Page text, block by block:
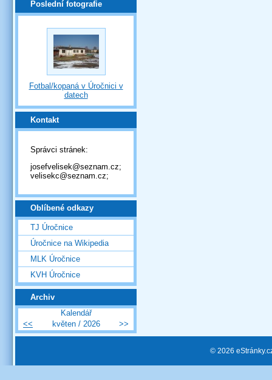
Poslední fotografie
Fotbal/kopaná v Úročnici v
datech
Kontakt
Správci stránek:
josefvelisek@seznam.cz;
velisekc@seznam.cz;
Oblíbené odkazy
TJ Úročnice
Úročnice na Wikipedia
MLK Úročnice
KVH Úročnice
Archiv
Kalendář
<<
květen / 2026 >>
© 2026